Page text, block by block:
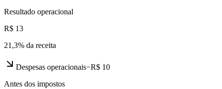
Resultado operacional
R$ 13
21,3% da receita
Despesas operacionais−R$ 10
Antes dos impostos